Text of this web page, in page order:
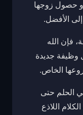
حصول زوجها
الأفضل.
فإن الله
وظيفة جديدة
الخاص.
الحلم حتى
اللاذع